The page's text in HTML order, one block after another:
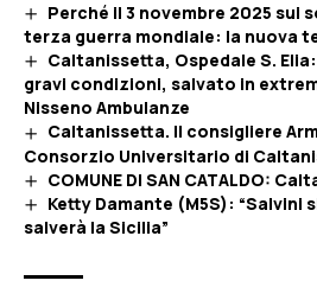
Perché il 3 novembre 2025 sui
terza guerra mondiale: la nuova
Caltanissetta, Ospedale S.
gravi condizioni, salvato in
Nisseno Ambulanze
Caltanissetta. Il consigliere
Consorzio Universitario di
COMUNE DI SAN CATALDO:
Ketty Damante (M5S): “Salvini
salverà la Sicilia”